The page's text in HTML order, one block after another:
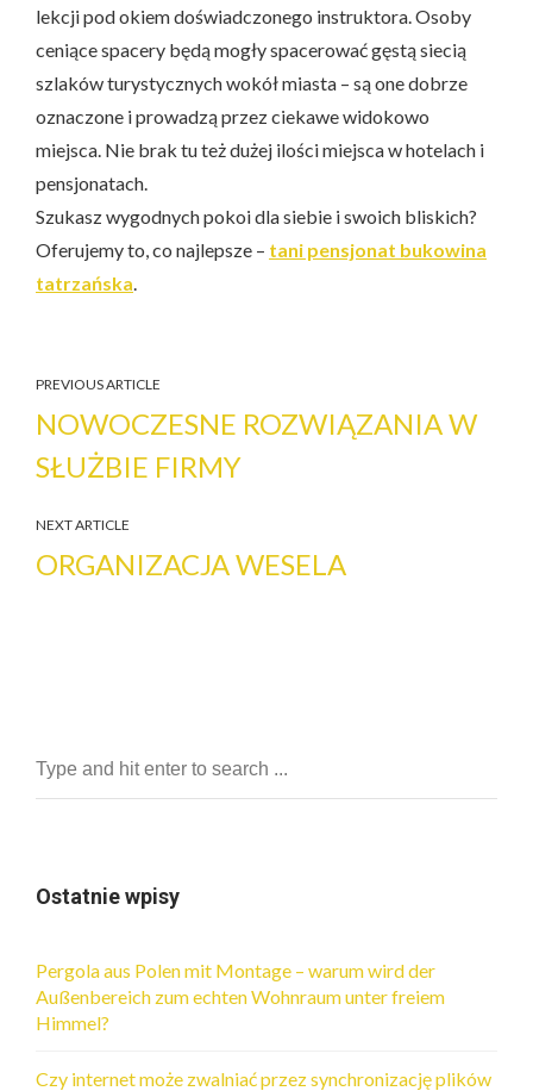
lekcji pod okiem doświadczonego instruktora. Osoby
ceniące spacery będą mogły spacerować gęstą siecią
szlaków turystycznych wokół miasta – są one dobrze
oznaczone i prowadzą przez ciekawe widokowo
miejsca. Nie brak tu też dużej ilości miejsca w hotelach i
pensjonatach.
Szukasz wygodnych pokoi dla siebie i swoich bliskich?
Oferujemy to, co najlepsze – tani pensjonat bukowina
tatrzańska.
PREVIOUS ARTICLE
NOWOCZESNE ROZWIĄZANIA W
SŁUŻBIE FIRMY
NEXT ARTICLE
ORGANIZACJA WESELA
Ostatnie wpisy
Pergola aus Polen mit Montage – warum wird der
Außenbereich zum echten Wohnraum unter freiem
Himmel?
Czy internet może zwalniać przez synchronizację plików